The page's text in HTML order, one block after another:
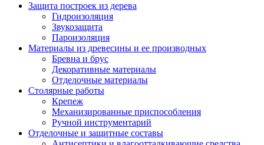
Защита построек из дерева
Гидроизоляция
Звукозащита
Пароизоляция
Материалы из древесины и ее производных
Бревна и брус
Декоративные материалы
Отделочные материалы
Столярные работы
Крепеж
Механизированные приспособления
Ручной инструментарий
Отделочные и защитные составы